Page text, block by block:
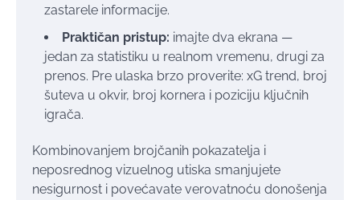
zastarele informacije.
Praktičan pristup: imajte dva ekrana —
jedan za statistiku u realnom vremenu, drugi za
prenos. Pre ulaska brzo proverite: xG trend, broj
šuteva u okvir, broj kornera i poziciju ključnih
igrača.
Kombinovanjem brojčanih pokazatelja i
neposrednog vizuelnog utiska smanjujete
nesigurnost i povećavate verovatnoću donošenja